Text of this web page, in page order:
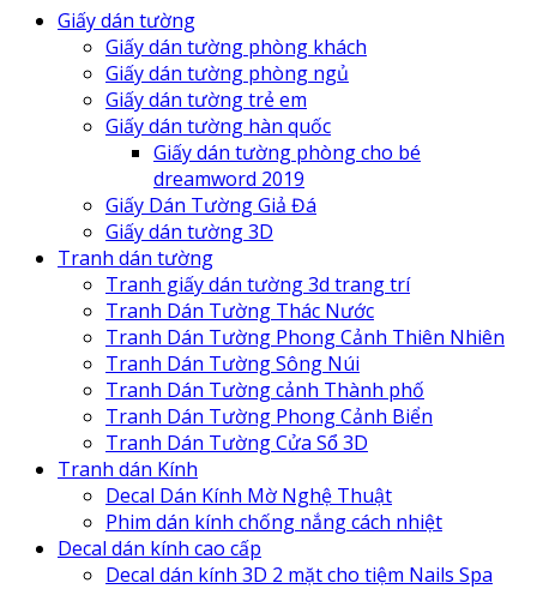
Giấy dán tường
Giấy dán tường phòng khách
Giấy dán tường phòng ngủ
Giấy dán tường trẻ em
Giấy dán tường hàn quốc
Giấy dán tường phòng cho bé
dreamword 2019
Giấy Dán Tường Giả Đá
Giấy dán tường 3D
Tranh dán tường
Tranh giấy dán tường 3d trang trí
Tranh Dán Tường Thác Nước
Tranh Dán Tường Phong Cảnh Thiên Nhiên
Tranh Dán Tường Sông Núi
Tranh Dán Tường cảnh Thành phố
Tranh Dán Tường Phong Cảnh Biển
Tranh Dán Tường Cửa Sổ 3D
Tranh dán Kính
Decal Dán Kính Mờ Nghệ Thuật
Phim dán kính chống nắng cách nhiệt
Decal dán kính cao cấp
Decal dán kính 3D 2 mặt cho tiệm Nails Spa